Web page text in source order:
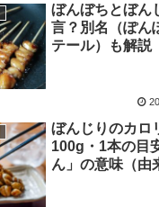
ぼんぼちとぼん
言？別名（ぽん
テール）も解説
ぼんじりのカロ
100g・1本の目
ん」の意味（由